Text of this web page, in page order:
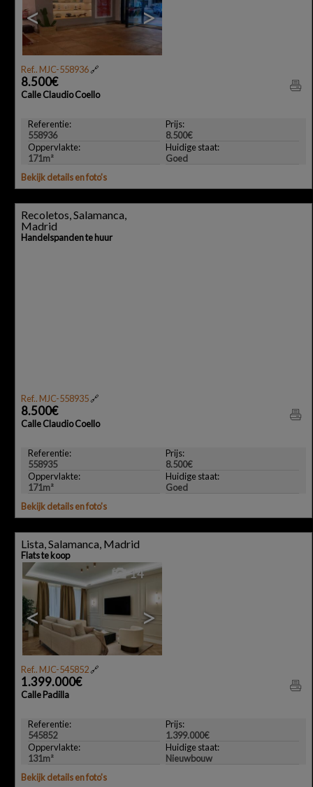
< >
Ref.. MJC-558936🔗
8.500€
Calle Claudio Coello
Referentie:
558936
Prijs:
8.500€
Oppervlakte:
171m²
Huidige staat:
Goed
Bekijk details en foto's
Recoletos, Salamanca,
Madrid
Handelspanden te huur
Ref.. MJC-558935🔗
8.500€
Calle Claudio Coello
Referentie:
558935
Prijs:
8.500€
Oppervlakte:
171m²
Huidige staat:
Goed
Bekijk details en foto's
Lista, Salamanca, Madrid
Flats te koop
< >
14
Ref.. MJC-545852🔗
1.399.000€
Calle Padilla
Referentie:
545852
Prijs:
1.399.000€
Oppervlakte:
131m²
Huidige staat:
Nieuwbouw
Bekijk details en foto's